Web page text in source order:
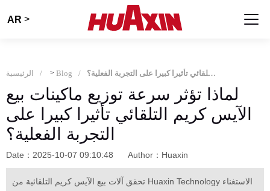
AR >
الرئيسية > Blog لماذا تؤثر سرعة توزيع ماكينات بيع الآيس كريم التلقائي تأثيرا كبيرا على التجربة الفعلية؟
لماذا تؤثر سرعة توزيع ماكينات بيع
الآيس كريم التلقائي تأثيرا كبيرا على
التجربة الفعلية؟
Date：2025-10-07 09:10:48 Author：Huaxin
تحقق آلات بيع الآيس كريم التلقائية من Huaxin Technology الاستغناء